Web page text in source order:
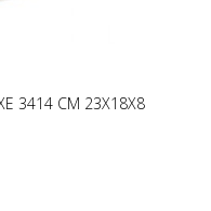
3414 CM 23X18X8